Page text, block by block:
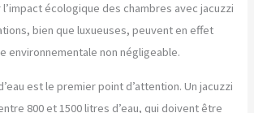
écologique des chambres avec jacuzzi
bien que luxueuses, peuvent en effet
environnementale non négligeable.
est le premier point d’attention. Un jacuzzi
800 et 1500 litres d’eau, qui doivent être